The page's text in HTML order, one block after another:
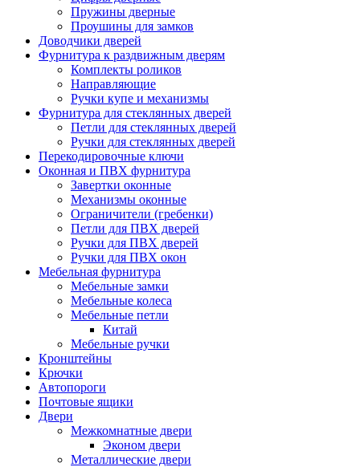
Пружины дверные
Проушины для замков
Доводчики дверей
Фурнитура к раздвижным дверям
Комплекты роликов
Направляющие
Ручки купе и механизмы
Фурнитура для стеклянных дверей
Петли для стеклянных дверей
Ручки для стеклянных дверей
Перекодировочные ключи
Оконная и ПВХ фурнитура
Завертки оконные
Механизмы оконные
Ограничители (гребенки)
Петли для ПВХ дверей
Ручки для ПВХ дверей
Ручки для ПВХ окон
Мебельная фурнитура
Мебельные замки
Мебельные колеса
Мебельные петли
Китай
Мебельные ручки
Кронштейны
Крючки
Автопороги
Почтовые ящики
Двери
Межкомнатные двери
Эконом двери
Металлические двери